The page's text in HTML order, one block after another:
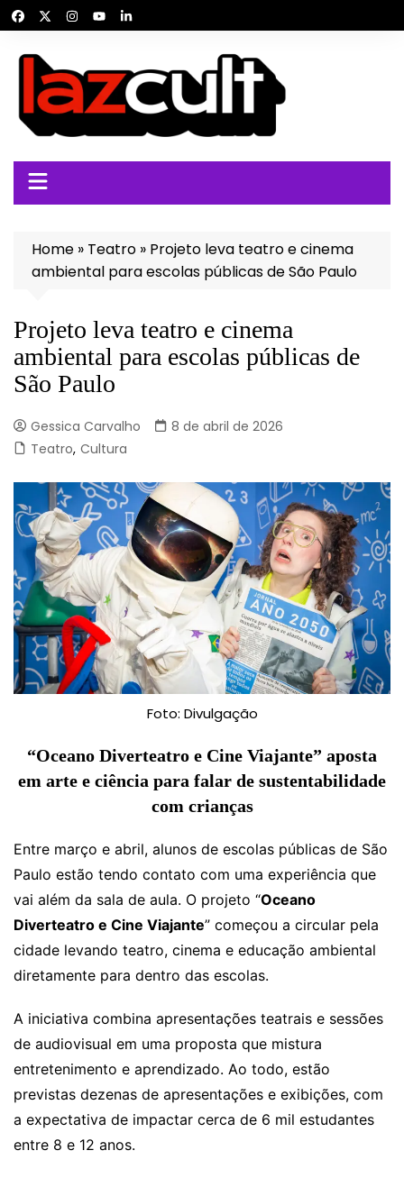
para
conteúdo
Home » Teatro » Projeto leva teatro e cinema
ambiental para escolas públicas de São Paulo
Projeto leva teatro e cinema
ambiental para escolas públicas de
São Paulo
Gessica Carvalho
8 de abril de 2026
Teatro, Cultura
Foto: Divulgação
“Oceano Diverteatro e Cine Viajante” aposta
em arte e ciência para falar de sustentabilidade
com crianças
Entre março e abril, alunos de escolas públicas de São
Paulo estão tendo contato com uma experiência que
vai além da sala de aula. O projeto “Oceano
Diverteatro e Cine Viajante” começou a circular pela
cidade levando teatro, cinema e educação ambiental
diretamente para dentro das escolas.
A iniciativa combina apresentações teatrais e sessões
de audiovisual em uma proposta que mistura
entretenimento e aprendizado. Ao todo, estão
previstas dezenas de apresentações e exibições, com
a expectativa de impactar cerca de 6 mil estudantes
entre 8 e 12 anos.